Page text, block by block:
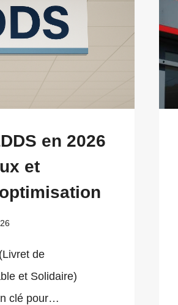
en 2026
et
de
et Solidaire)
clé pour…